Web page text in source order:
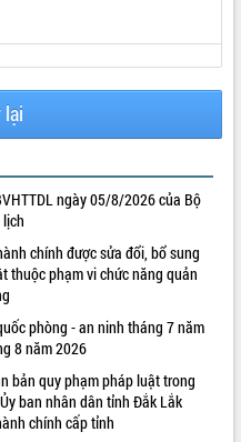
lại
ngày 05/8/2026 của Bộ
chính được sửa đổi, bổ sung
thuộc phạm vi chức năng quản
phòng - an ninh tháng 7 năm
8 năm 2026
bản quy phạm pháp luật trong
ban nhân dân tỉnh Đắk Lắk
chính cấp tỉnh